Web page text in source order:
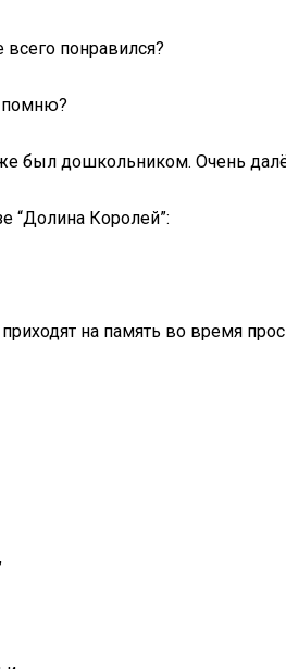
понравился?
помню?
был дошкольником. Очень
“Долина Королей”:
на память во время